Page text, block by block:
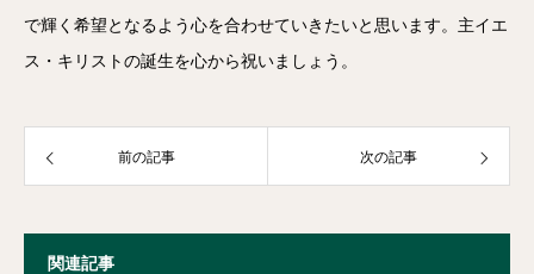
で輝く希望となるよう心を合わせていきたいと思います。主イエ
ス・キリストの誕生を心から祝いましょう。
前の記事 次の記事
関連記事